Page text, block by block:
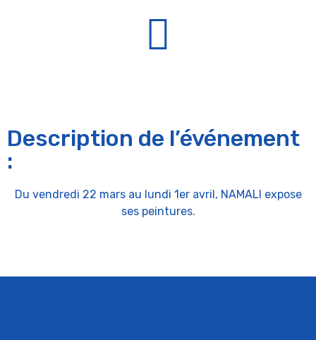
Description de l’événement
:
Du vendredi 22 mars au lundi 1er avril, NAMALI expose
ses peintures.